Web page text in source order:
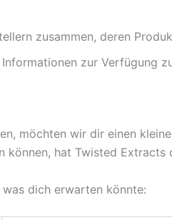
zusammen, deren
zur Verfügung
möchten wir dir einen
hat Twisted
dich erwarten könnte: